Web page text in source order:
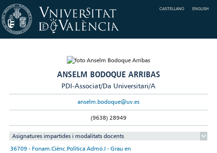
CASTELLANO ENGLISH
ANSELM BODOQUE ARRIBAS
PDI-Associat/Da Universitari/A
anselm.bodoque@uv.es
(9638) 28949
Asignatures impartides i modalitats docents
36709 - Fonam.Ciènc.Política Admó.I - Grau en